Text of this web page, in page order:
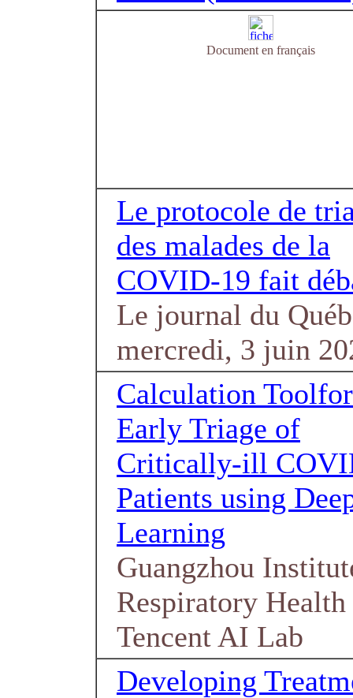
Document en français
Le protocole de
des malades de la
COVID-19 fait
Le journal du
mercredi, 3 juin
Calculation Toolfor
Early Triage of
Critically-ill
Patients using
Learning
Guangzhou
Respiratory Health
Tencent AI Lab
Developing